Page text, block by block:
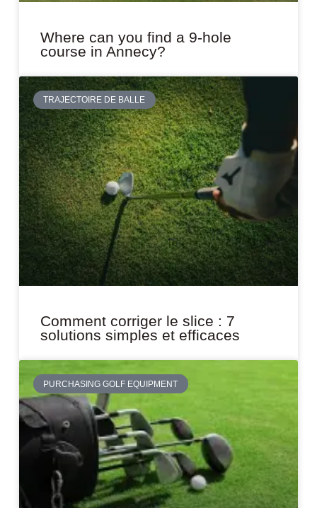
Where can you find a 9-hole
course in Annecy?
TRAJECTOIRE DE BALLE
Comment corriger le slice : 7
solutions simples et efficaces
PURCHASING GOLF EQUIPMENT